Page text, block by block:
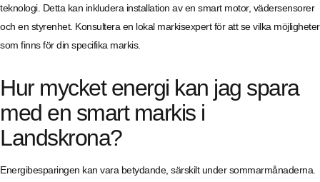
teknologi. Detta kan inkludera installation av en smart motor, vädersensorer
och en styrenhet. Konsultera en lokal markisexpert för att se vilka möjligheter
som finns för din specifika markis.
Hur mycket energi kan jag spara
med en smart markis i
Landskrona?
Energibesparingen kan vara betydande, särskilt under sommarmånaderna.